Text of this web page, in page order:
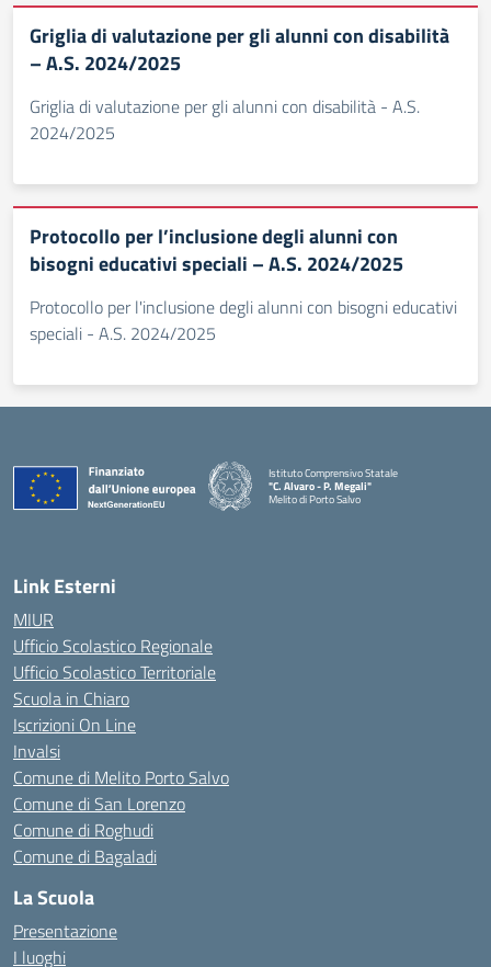
Griglia di valutazione per gli alunni con disabilità
– A.S. 2024/2025
Griglia di valutazione per gli alunni con disabilità - A.S.
2024/2025
Protocollo per l’inclusione degli alunni con
bisogni educativi speciali – A.S. 2024/2025
Protocollo per l'inclusione degli alunni con bisogni educativi
speciali - A.S. 2024/2025
Istituto Comprensivo Statale
"C. Alvaro - P. Megali"
Melito di Porto Salvo
Link Esterni
MIUR
Ufficio Scolastico Regionale
Ufficio Scolastico Territoriale
Scuola in Chiaro
Iscrizioni On Line
Invalsi
Comune di Melito Porto Salvo
Comune di San Lorenzo
Comune di Roghudi
Comune di Bagaladi
La Scuola
Presentazione
I luoghi